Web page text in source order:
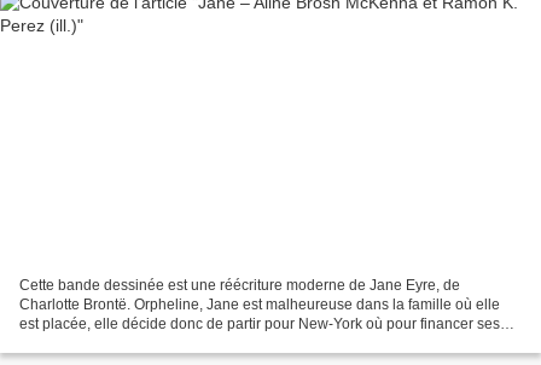
Cette bande dessinée est une réécriture moderne de Jane Eyre, de
Charlotte Brontë. Orpheline, Jane est malheureuse dans la famille où elle
est placée, elle décide donc de partir pour New-York où pour financer ses